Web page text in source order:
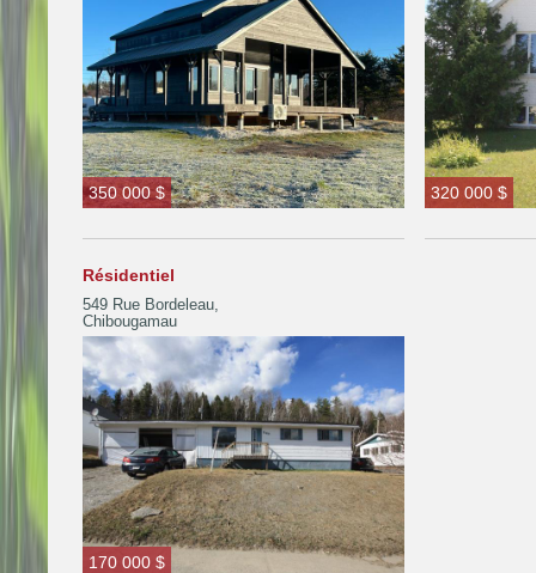
350 000 $ 320 000 $
Résidentiel
549 Rue Bordeleau,
Chibougamau
170 000 $